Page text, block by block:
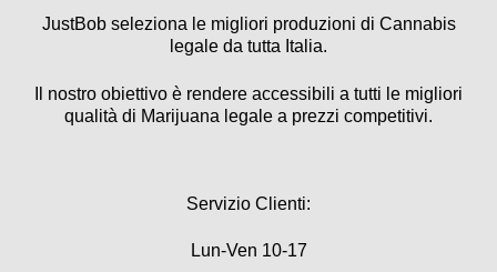
JustBob seleziona le migliori produzioni di Cannabis
legale da tutta Italia.
Il nostro obiettivo è rendere accessibili a tutti le migliori
qualità di Marijuana legale a prezzi competitivi.
Servizio Clienti:
Lun-Ven 10-17